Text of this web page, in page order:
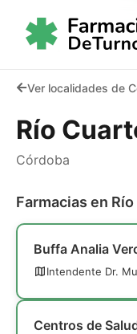
Ver localidades de
Río
Córdoba
Farmacias en
Buffa Analia
Intendente Dr.
Centros de